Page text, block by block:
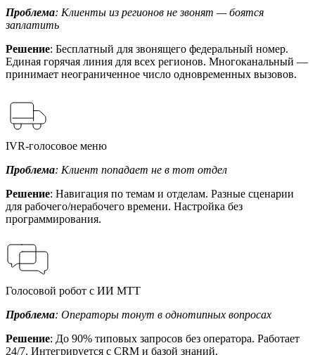
Проблема: Клиенты из регионов не звонят — боятся
заплатить
Решение: Бесплатный для звонящего федеральный номер.
Единая горячая линия для всех регионов. Многоканальный —
принимает неограниченное число одновременных вызовов.
IVR-голосовое меню
Проблема: Клиент попадает не в тот отдел
Решение: Навигация по темам и отделам. Разные сценарии
для рабочего/нерабочего времени. Настройка без
программирования.
Голосовой робот с ИИ МТТ
Проблема: Операторы тонут в однотипных вопросах
Решение: До 90% типовых запросов без оператора. Работает
24/7. Интегрируется с CRM и базой знаний.